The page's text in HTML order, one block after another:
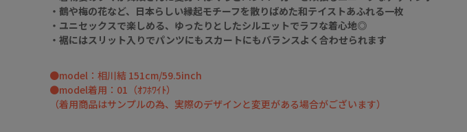
・鶴や梅の花など、日本らしい縁起モチーフを散りばめた和テイストあふれる一枚
・ユニセックスで楽しめる、ゆったりとしたシルエットでラフな着心地◎
・裾にはスリット入りでパンツにもスカートにもバランスよく合わせられます
●model：相川結 151cm/59.5inch
●model着用：01（ｵﾌﾎﾜｲﾄ）
（着用商品はサンプルの為、実際のデザインと変更がある場合がございます）